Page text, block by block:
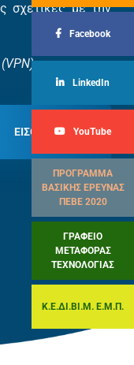
σχετικές με την
ΕΊΣΟΔΟΣ
Facebook
LinkedIn
YouTube
ΠΡΟΓΡΑΜΜΑ
ΒΑΣΙΚΗΣ ΕΡΕΥΝΑΣ
ΠΕΒΕ 2020
ΓΡΑΦΕΙΟ
ΜΕΤΑΦΟΡΑΣ
ΤΕΧΝΟΛΟΓΙΑΣ
Κ.Ε.ΔΙ.ΒΙ.Μ. Ε.Μ.Π.